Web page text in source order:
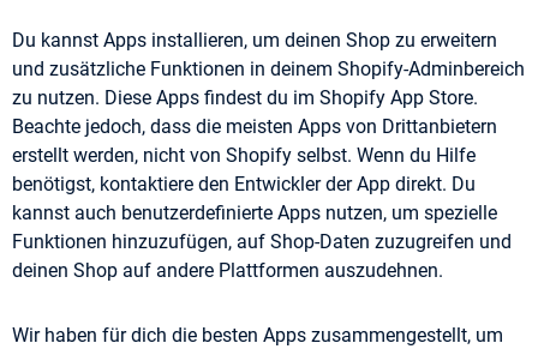
Du kannst Apps installieren, um deinen Shop zu erweitern
und zusätzliche Funktionen in deinem Shopify-Adminbereich
zu nutzen. Diese Apps findest du im Shopify App Store.
Beachte jedoch, dass die meisten Apps von Drittanbietern
erstellt werden, nicht von Shopify selbst. Wenn du Hilfe
benötigst, kontaktiere den Entwickler der App direkt. Du
kannst auch benutzerdefinierte Apps nutzen, um spezielle
Funktionen hinzuzufügen, auf Shop-Daten zuzugreifen und
deinen Shop auf andere Plattformen auszudehnen.
Wir haben für dich die besten Apps zusammengestellt, um